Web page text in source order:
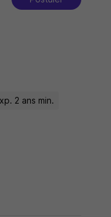
2 ans min.